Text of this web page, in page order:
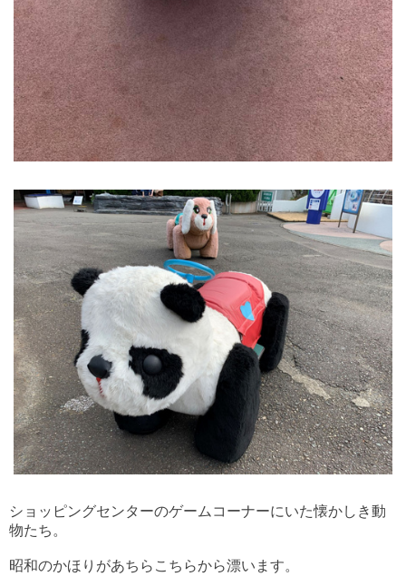
ショッピングセンターのゲームコーナーにいた懐かしき動
物たち。
昭和のかほりがあちらこちらから漂います。